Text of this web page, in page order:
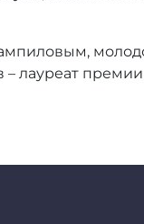
лауреат премии